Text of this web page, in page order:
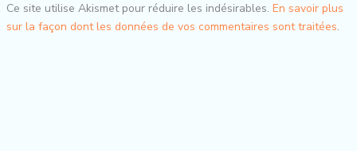
Ce site utilise Akismet pour réduire les indésirables. En savoir plus
sur la façon dont les données de vos commentaires sont traitées.